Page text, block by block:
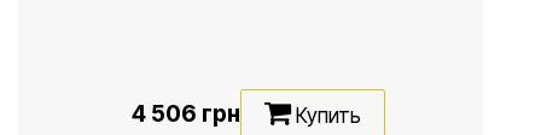
4 506 грн Купить